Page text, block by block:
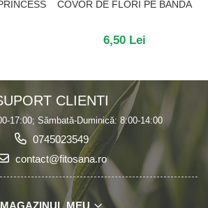
COVOR DE FLORI PE BANDĂ
6,50 Lei
CLIENTI
17:00; Sămbată-Duminică: 8:00-14:00
0745023549
contact@fitosana.ro